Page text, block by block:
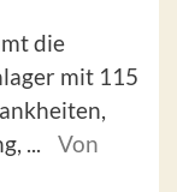
die
mit 115
...
Von